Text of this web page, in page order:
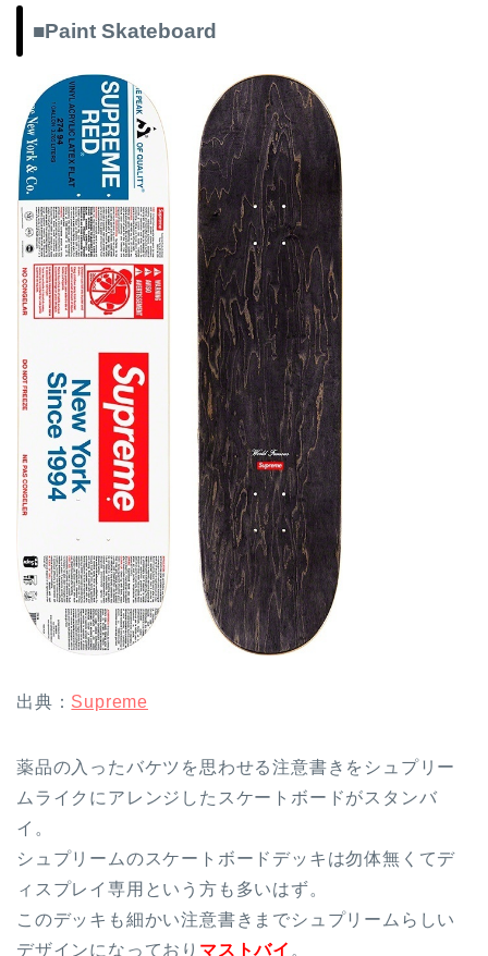
■Paint Skateboard
出典： Supreme
薬品の入ったバケツを思わせる注意書きをシュプリー
ムライクにアレンジしたスケートボードがスタンバ
イ。
シュプリームのスケートボードデッキは勿体無くてデ
ィスプレイ専用という方も多いはず。
このデッキも細かい注意書きまでシュプリームらしい
デザインになっており マストバイ 。